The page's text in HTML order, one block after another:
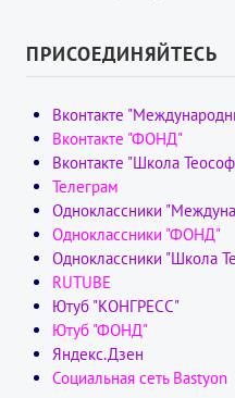
ПРИСОЕДИНЯЙТЕСЬ
Вконтакте
Вконтакте "ФОНД"
Вконтакте "Школа
Телеграм
Одноклассники
Одноклассники "ФОНД"
Одноклассники "Школа
RUTUBE
Ютуб "КОНГРЕСС"
Ютуб "ФОНД"
Яндекс.Дзен
Социальная сеть Bastyon